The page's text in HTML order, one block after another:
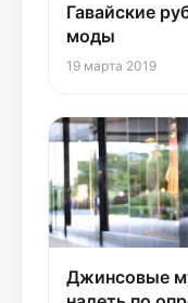
Гавайские
моды
19 марта 2019
Джинсовые